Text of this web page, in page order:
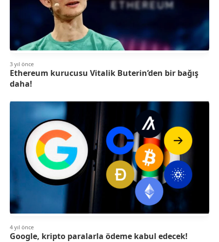
3 yıl önce
Ethereum kurucusu Vitalik Buterin’den bir bağış
daha!
4 yıl önce
Google, kripto paralarla ödeme kabul edecek!